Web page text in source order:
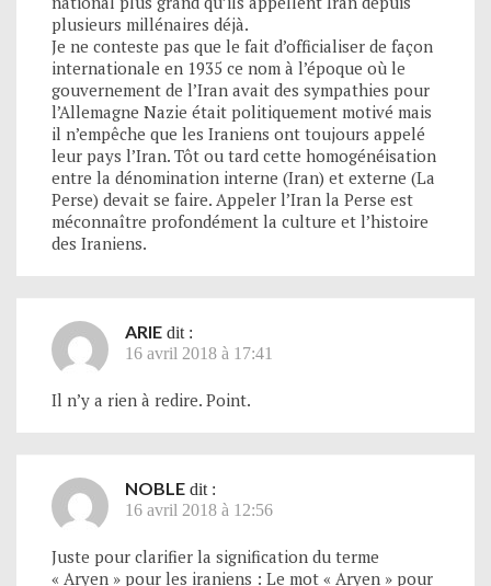
plusieurs millénaires déjà.
Je ne conteste pas que le fait d’officialiser de façon
internationale en 1935 ce nom à l’époque où le
gouvernement de l’Iran avait des sympathies pour
l’Allemagne Nazie était politiquement motivé mais
il n’empêche que les Iraniens ont toujours appelé
leur pays l’Iran. Tôt ou tard cette homogénéisation
entre la dénomination interne (Iran) et externe (La
Perse) devait se faire. Appeler l’Iran la Perse est
méconnaître profondément la culture et l’histoire
des Iraniens.
ARIE dit :
16 avril 2018 à 17:41
Il n’y a rien à redire. Point.
NOBLE dit :
16 avril 2018 à 12:56
Juste pour clarifier la signification du terme
« Aryen » pour les iraniens : Le mot « Aryen » pour